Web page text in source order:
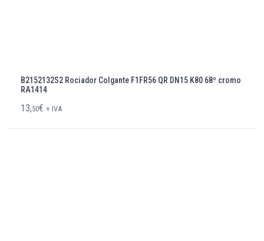
B2152132S2 Rociador Colgante F1FR56 QR DN15 K80 68º cromo
RA1414
13,50€ + IVA